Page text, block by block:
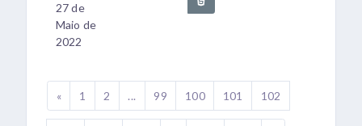
27 de
Maio de
2022
« 1 2 ... 99 100 101 102